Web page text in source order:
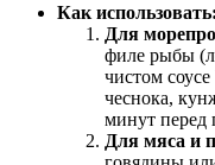
Как использовать:
Для
филе рыбы
чистом
чеснока,
минут перед
Для мяса и